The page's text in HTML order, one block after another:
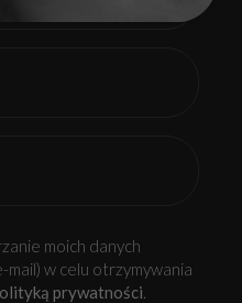
moich danych
mail) w celu otrzymywania
prywatności.